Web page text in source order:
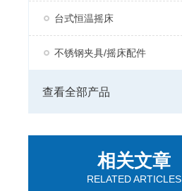
台式恒温摇床
不锈钢夹具/摇床配件
查看全部产品
相关文章
RELATED ARTICLES